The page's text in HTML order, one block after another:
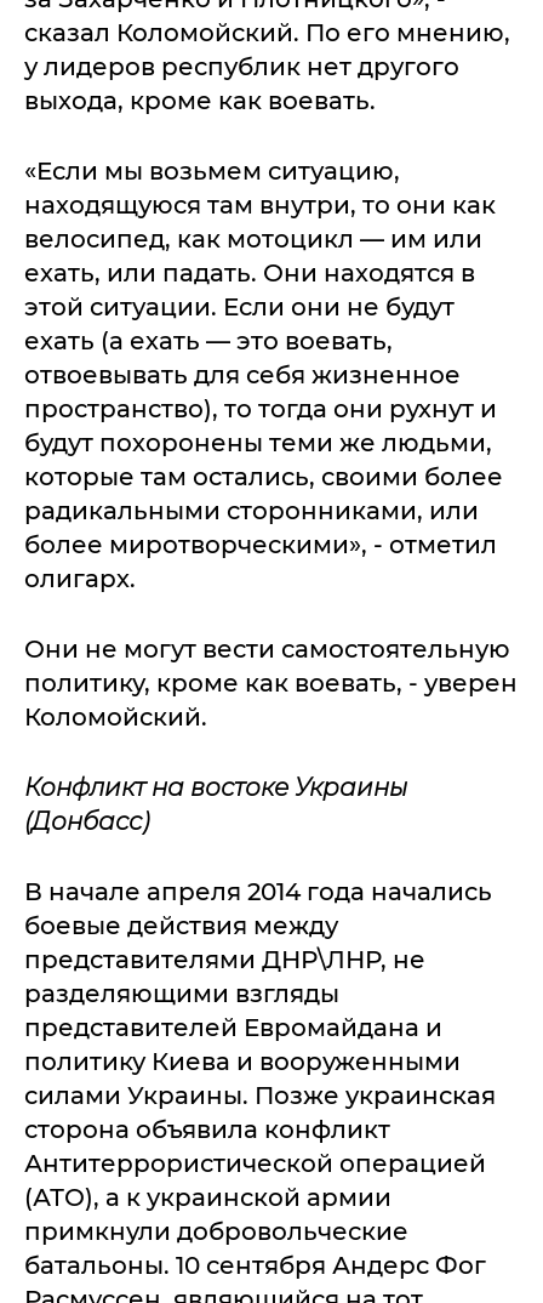
сказал Коломойский. По его мнению,
у лидеров республик нет другого
выхода, кроме как воевать.
«Если мы возьмем ситуацию,
находящуюся там внутри, то они как
велосипед, как мотоцикл — им или
ехать, или падать. Они находятся в
этой ситуации. Если они не будут
ехать (а ехать — это воевать,
отвоевывать для себя жизненное
пространство), то тогда они рухнут и
будут похоронены теми же людьми,
которые там остались, своими более
радикальными сторонниками, или
более миротворческими», - отметил
олигарх.
Они не могут вести самостоятельную
политику, кроме как воевать, - уверен
Коломойский.
Конфликт на востоке Украины
(Донбасс)
В начале апреля 2014 года начались
боевые действия между
представителями ДНР\ЛНР, не
разделяющими взгляды
представителей Евромайдана и
политику Киева и вооруженными
силами Украины. Позже украинская
сторона объявила конфликт
Антитеррористической операцией
(АТО), а к украинской армии
примкнули добровольческие
батальоны. 10 сентября Андерс Фог